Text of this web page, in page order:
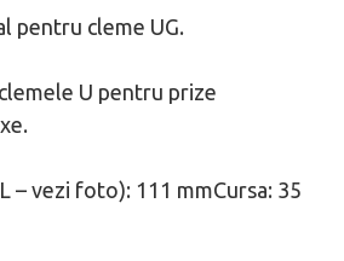
pentru cleme UG.
U pentru prize
– vezi foto): 111 mmCursa: 35